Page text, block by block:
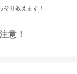
そり教えます！
意！